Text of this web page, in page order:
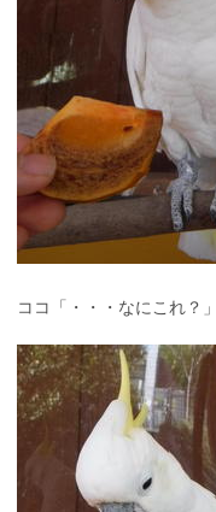
ココ「・・・なにこれ？」